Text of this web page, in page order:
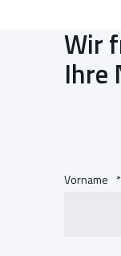
Wir
Ihre
Vorname *